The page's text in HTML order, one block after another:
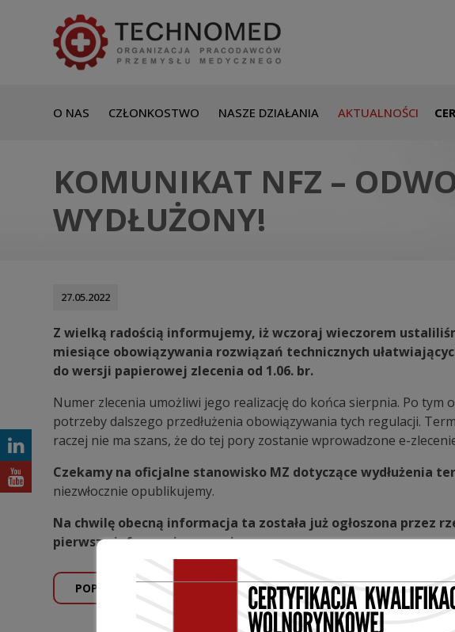
O NAS CZŁONKOSTWO NASZE DZIAŁANIA AKTUALNOŚCI
KOMUNIKAT NFZ –
WYDŁUŻONY!
27.05.2022
Z wielką radością informujemy, iż wczoraj wieczorem
miesiące obowiązywania rozwiązań technicznych
do wersji papierowej zlecenia od 1.06. br.
Numer zlecenia umożliwi jego realizację do końca sierpnia. Po
potrzeby dalszego przedłużenia obowiązywania tych regulacji.
raczej nie ma szans, że do tej pory zostanie wprowadzone e-
Czekamy na oficjalne stanowisko MZ dotyczące wydłużenia
niezwłocznie opublikujemy.
Na chwilę obecną informacja ta została już ogłoszona przez
pierwsze informacje w prasie.
POPRZEDNI WPIS